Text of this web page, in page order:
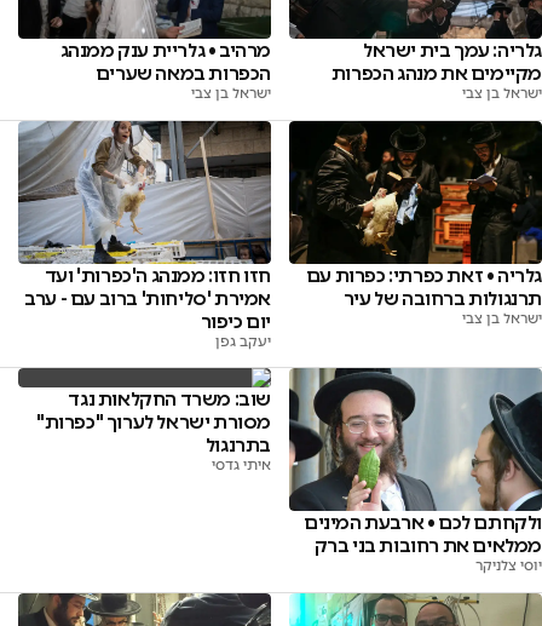
גלריה: עמך בית ישראל
מקיימים את מנהג הכפרות
ישראל בן צבי
מרהיב • גלריית ענק ממנהג
הכפרות במאה שערים
ישראל בן צבי
גלריה • זאת כפרתי: כפרות עם
תרנגולות ברחובה של עיר
ישראל בן צבי
חזו חזו: ממנהג ה'כפרות' ועד
אמירת 'סליחות' ברוב עם - ערב
יום כיפור
יעקב גפן
ולקחתם לכם • ארבעת המינים
ממלאים את רחובות בני ברק
יוסי צלניקר
שוב: משרד החקלאות נגד
מסורת ישראל לערוך "כפרות"
בתרנגול
איתי גדסי